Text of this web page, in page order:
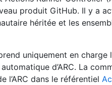
produit GitHub. Il y a
héritée et les
uniquement en
d’ARC. La
l’ARC dans le référentiel